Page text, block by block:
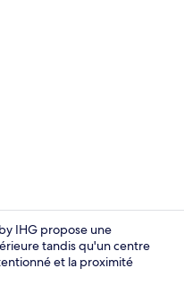
IHG propose une
tandis qu'un centre
et la proximité